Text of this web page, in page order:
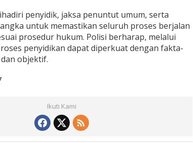
penyidik, jaksa penuntut umum, serta
untuk memastikan seluruh proses berjalan
prosedur hukum. Polisi berharap, melalui
penyidikan dapat diperkuat dengan fakta-
objektif.
Ikuti Kami